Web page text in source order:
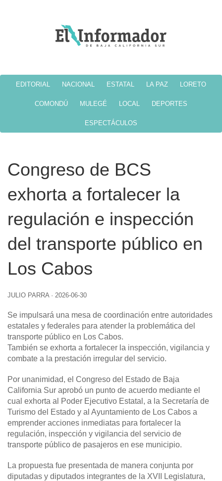
EDITORIAL NACIONAL ESTATAL LA PAZ LORETO
COMONDÚ MULEGÉ LOCAL DEPORTES
ESPECTÁCULOS
Congreso de BCS
exhorta a fortalecer la
regulación e inspección
del transporte público en
Los Cabos
JULIO PARRA · 2026-06-30
Se impulsará una mesa de coordinación entre autoridades
estatales y federales para atender la problemática del
transporte público en Los Cabos.
También se exhorta a fortalecer la inspección, vigilancia y
combate a la prestación irregular del servicio.
Por unanimidad, el Congreso del Estado de Baja
California Sur aprobó un punto de acuerdo mediante el
cual exhorta al Poder Ejecutivo Estatal, a la Secretaría de
Turismo del Estado y al Ayuntamiento de Los Cabos a
emprender acciones inmediatas para fortalecer la
regulación, inspección y vigilancia del servicio de
transporte público de pasajeros en ese municipio.
La propuesta fue presentada de manera conjunta por
diputadas y diputados integrantes de la XVII Legislatura,